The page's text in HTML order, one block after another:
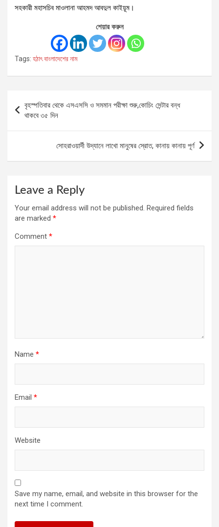
সহকারী মহাসচিব মাওলানা আহমদ আবদুল কাইয়ূম।
শেয়ার করুন
Tags: হঠাৎ বাংলাদেশের নাম
navigation
বৃহস্পতিবার থেকে এসএসসি ও সমমান পরীক্ষা শুরু,কোচিং সেন্টার বন্ধ
থাকবে ৩৫ দিন
সোহরাওয়ার্দী উদ্যানে লাখো মানুষের স্রোত, কানায় কানায় পূর্ণ
Leave a Reply
Your email address will not be published. Required fields
are marked *
Comment *
Name *
Email *
Website
Save my name, email, and website in this browser for the
next time I comment.